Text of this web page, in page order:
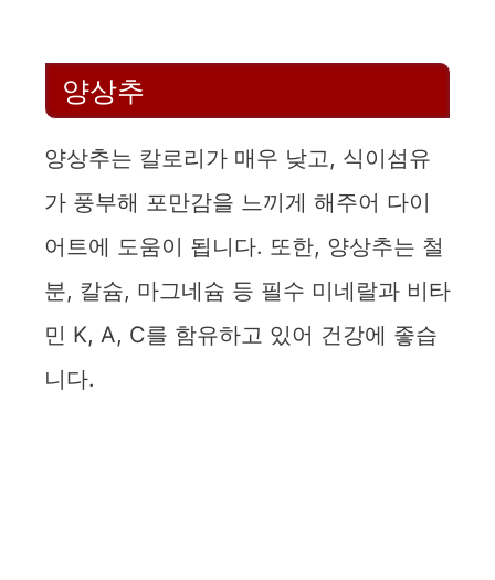
양상추
양상추는 칼로리가 매우 낮고, 식이섬유
가 풍부해 포만감을 느끼게 해주어 다이
어트에 도움이 됩니다. 또한, 양상추는 철
분, 칼슘, 마그네슘 등 필수 미네랄과 비타
민 K, A, C를 함유하고 있어 건강에 좋습
니다.